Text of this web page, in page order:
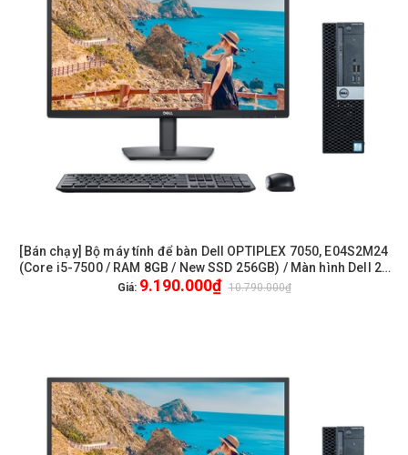
[Bán chạy] Bộ máy tính để bàn Dell OPTIPLEX 7050, E04S2M24
(Core i5-7500 / RAM 8GB / New SSD 256GB) / Màn hình Dell 24
inch FullHD / Chuột phím Dell / WiFi
Giá: 9.190.000₫ 10.790.000₫